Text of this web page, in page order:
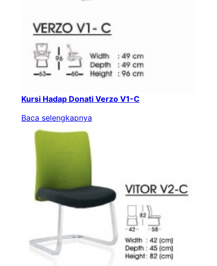
Kursi Hadap Donati Verzo V1-C
Baca selengkapnya